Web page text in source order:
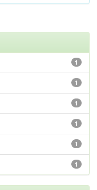
1
1
1
1
1
1